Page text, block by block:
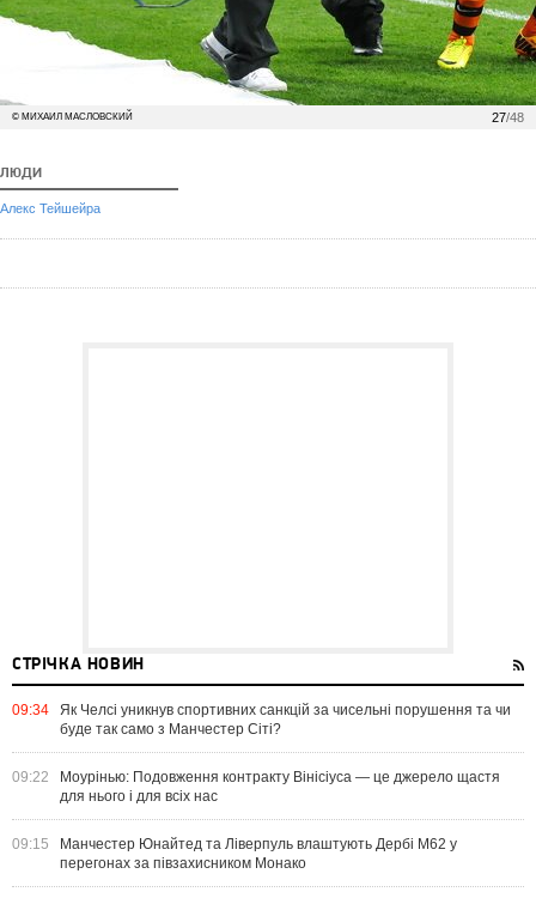
27/48
© МИХАИЛ МАСЛОВСКИЙ
ЛЮДИ
Алекс Тейшейра
СТРІЧКА НОВИН
09:34
Як Челсі уникнув спортивних санкцій за чисельні порушення та чи
буде так само з Манчестер Сіті?
09:22
Моурінью: Подовження контракту Вінісіуса — це джерело щастя
для нього і для всіх нас
09:15
Манчестер Юнайтед та Ліверпуль влаштують Дербі M62 у
перегонах за півзахисником Монако